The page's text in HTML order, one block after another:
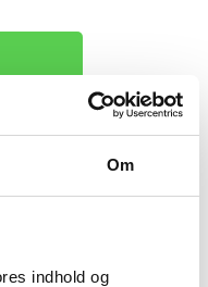
Om
indhold og
returret